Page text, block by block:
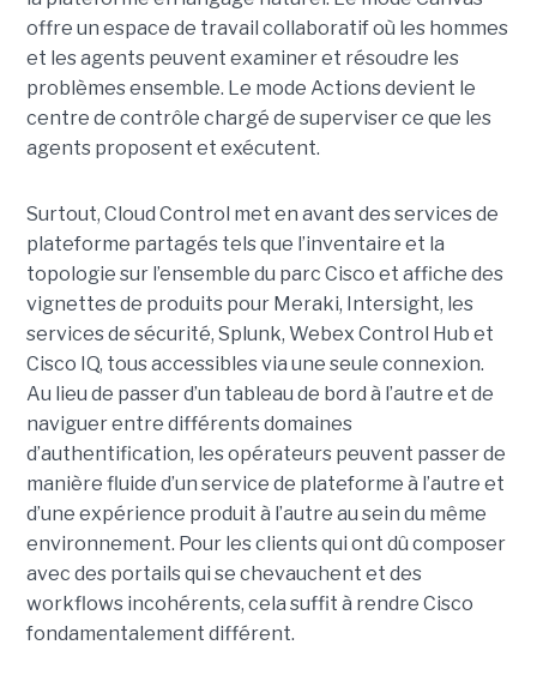
offre un espace de travail collaboratif où les hommes
et les agents peuvent examiner et résoudre les
problèmes ensemble. Le mode Actions devient le
centre de contrôle chargé de superviser ce que les
agents proposent et exécutent.
Surtout, Cloud Control met en avant des services de
plateforme partagés tels que l’inventaire et la
topologie sur l’ensemble du parc Cisco et affiche des
vignettes de produits pour Meraki, Intersight, les
services de sécurité, Splunk, Webex Control Hub et
Cisco IQ, tous accessibles via une seule connexion.
Au lieu de passer d’un tableau de bord à l’autre et de
naviguer entre différents domaines
d’authentification, les opérateurs peuvent passer de
manière fluide d’un service de plateforme à l’autre et
d’une expérience produit à l’autre au sein du même
environnement. Pour les clients qui ont dû composer
avec des portails qui se chevauchent et des
workflows incohérents, cela suffit à rendre Cisco
fondamentalement différent.